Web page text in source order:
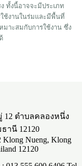
ทั้งนี้อาจจะมีประเภท
ใช้งานในร่มและมีพื้นที่
มาะสมกับการใช้งาน ซึ่ง
12 ตำบลคลองหนึ่ง
านี 12120
Klong Nueng, Klong
12120